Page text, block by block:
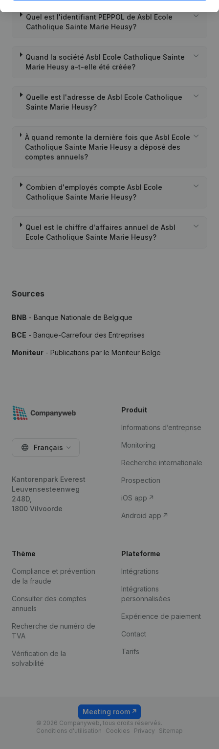
Quel est l'identifiant PEPPOL de Asbl Ecole
Catholique Sainte Marie Heusy?
Quand la société Asbl Ecole Catholique Sainte
Marie Heusy a-t-elle été créée?
Quelle est l'adresse de Asbl Ecole Catholique
Sainte Marie Heusy?
À quand remonte la dernière fois que Asbl Ecole
Catholique Sainte Marie Heusy a déposé des
comptes annuels?
Combien d'employés compte Asbl Ecole
Catholique Sainte Marie Heusy?
Quel est le chiffre d'affaires annuel de Asbl
Ecole Catholique Sainte Marie Heusy?
Sources
BNB - Banque Nationale de Belgique
BCE - Banque-Carrefour des Entreprises
Moniteur - Publications par le Moniteur Belge
Français
Kantorenpark Everest
Leuvensesteenweg
248D,
1800 Vilvoorde
Produit
Informations d’entreprise
Monitoring
Recherche internationale
Prospection
iOS app
Android app
Thème
Compliance et prévention
de la fraude
Consulter des comptes
annuels
Recherche de numéro de
TVA
Vérification de la
solvabilité
Plateforme
Intégrations
Intégrations
personnalisées
Expérience de paiement
Contact
Tarifs
© 2026 Companyweb, tous droits réservés.
Conditions d'utilisation
Cookies Privacy Sitemap
Meeting room